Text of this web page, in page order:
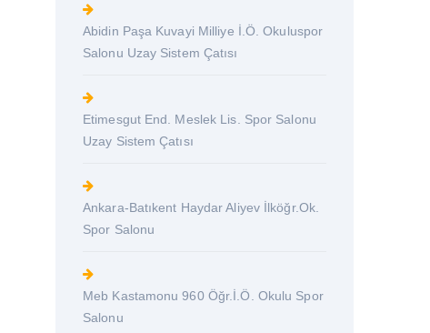
Abidin Paşa Kuvayi Milliye İ.Ö. Okuluspor
Salonu Uzay Sistem Çatısı
Etimesgut End. Meslek Lis. Spor Salonu
Uzay Sistem Çatısı
Ankara-Batıkent Haydar Aliyev İlköğr.Ok.
Spor Salonu
Meb Kastamonu 960 Öğr.İ.Ö. Okulu Spor
Salonu